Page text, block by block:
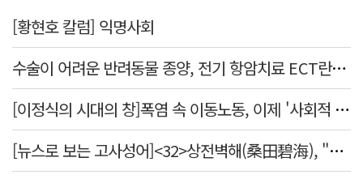
[황현호 칼럼] 익명사회
수술이 어려운 반려동물 종양, 전기 항암치료 ECT란? [반려동물 건강톡톡]
[이정식의 시대의 창]폭염 속 이동노동, 이제 '사회적 위험 관리'로 전환할 때
[뉴스로 보는 고사성어]<32>상전벽해(桑田碧海), "뽕나무밭이 푸른 바다가 되었다."